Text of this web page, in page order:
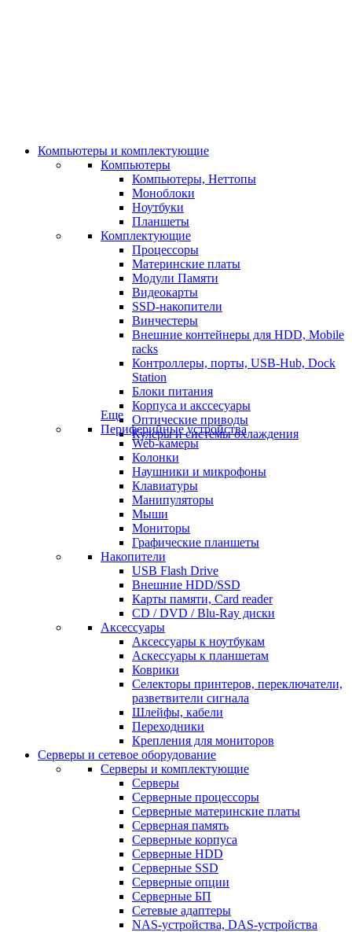
Компьютеры и комплектующие
Компьютеры
Компьютеры, Неттопы
Моноблоки
Ноутбуки
Планшеты
Комплектующие
Процессоры
Материнские платы
Модули Памяти
Видеокарты
SSD-накопители
Винчестеры
Внешние контейнеры для HDD, Mobile
racks
Контроллеры, порты, USB-Hub, Dock
Station
Блоки питания
Корпуса и акссесуары
Оптические приводы
Кулеры и системы охлаждения
Еще
Периферийные устройства
Web-камеры
Колонки
Наушники и микрофоны
Клавиатуры
Манипуляторы
Мыши
Мониторы
Графические планшеты
Накопители
USB Flash Drive
Внешние HDD/SSD
Карты памяти, Card reader
CD / DVD / Blu-Ray диски
Аксессуары
Аксессуары к ноутбукам
Аскессуары к планшетам
Коврики
Селекторы принтеров, переключатели,
разветвители сигнала
Шлейфы, кабели
Переходники
Крепления для мониторов
Серверы и сетевое оборудование
Серверы и комплектующие
Серверы
Серверные процессоры
Серверные материнские платы
Серверная память
Серверные корпуса
Серверные HDD
Серверные SSD
Серверные опции
Серверные БП
Сетевые адаптеры
NAS-устройства, DAS-устройства